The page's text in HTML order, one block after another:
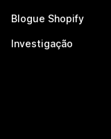
Blogue Shopify
Investigação